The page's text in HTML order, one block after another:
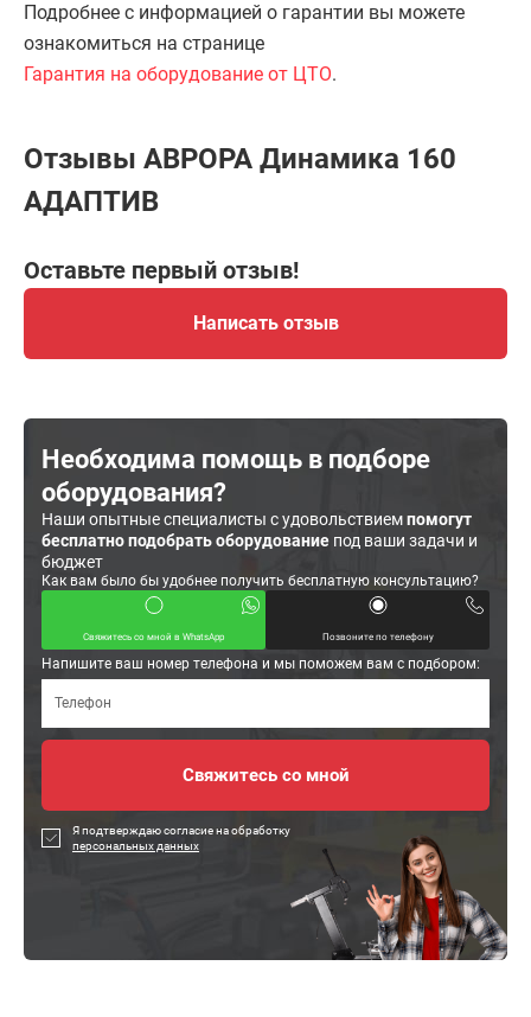
Подробнее с информацией о гарантии вы можете
ознакомиться на странице
Гарантия на оборудование от ЦТО.
Отзывы АВРОРА Динамика 160
АДАПТИВ
Оставьте первый отзыв!
Написать отзыв
Необходима помощь в подборе
оборудования?
Наши опытные специалисты с удовольствиемпомогут
бесплатно подобрать оборудование под ваши задачи и
бюджет
Как вам было бы удобнее получить бесплатную консультацию?
Свяжитесь со мной в WhatsApp Позвоните по телефону
Напишите ваш номер телефона и мы поможем вам с подбором:
Я подтверждаю согласие на обработку
персональных данных